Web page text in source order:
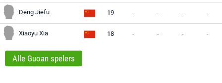
Deng Jiefu 19 - - - -
Xiaoyu Xia 18 - - - -
Alle Guoan spelers